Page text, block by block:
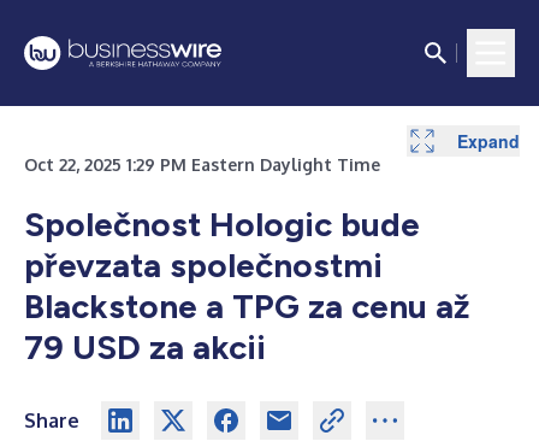
Oct 22, 2025 1:29 PM Eastern Daylight Time
Společnost Hologic bude
převzata společnostmi
Blackstone a TPG za cenu až
79 USD za akcii
Share
Expand